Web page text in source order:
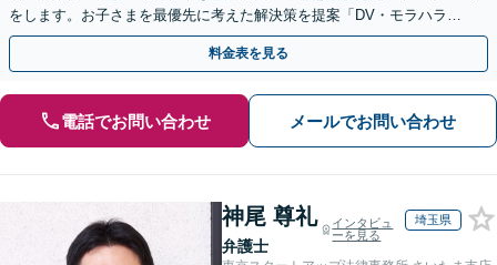
をします。お子さまを最優先に考えた解決策を提案「DV・モラハラに
悩む方を徹底サポート」【完全個室】【休日夜間面談可】
料金表を見る
電話でお問い合わせ メールでお問い合わせ
神尾 尊礼
弁護士
インタビュ
ーを見る
埼玉県